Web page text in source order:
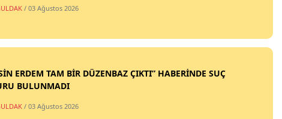
/ 03 Ağustos 2026
ERDEM TAM BİR DÜZENBAZ ÇIKTI” HABERİNDE SUÇ
BULUNMADI
/ 03 Ağustos 2026